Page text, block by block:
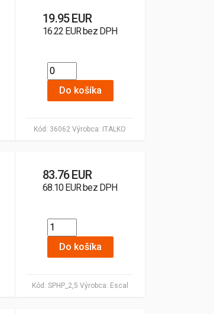
Kód: 36062 Výrobca: ITALKO
19.95 EUR
16.22 EUR bez DPH
Do košíka
Kód: SPHP_2,5 Výrobca: Escal
83.76 EUR
68.10 EUR bez DPH
Do košíka